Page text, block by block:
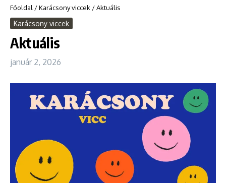
Főoldal /Karácsony viccek /Aktuális
Karácsony viccek
Aktuális
január 2, 2026